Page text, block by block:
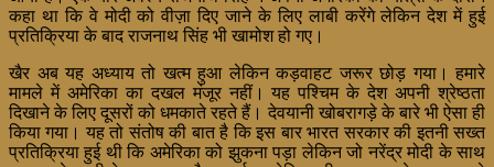
कहा था कि वे मोदी को वीज़ा दिए जाने के लिए लाबी करेंगे लेकिन देश में हुई
प्रतिक्रिया के बाद राजनाथ सिंह भी खामोश हो गए।
खैर अब यह अध्याय तो खत्म हुआ लेकिन कड़वाहट जरूर छोड़ गया। हमारे
मामले में अमेरिका का दखल मंजूर नहीं। यह पश्चिम के देश अपनी श्रेष्ठता
दिखाने के लिए दूसरों को धमकाते रहते हैं। देवयानी खोबरागड़े के बारे भी ऐसा ही
किया गया। यह तो संतोष की बात है कि इस बार भारत सरकार की इतनी सख्त
प्रतिक्रिया हुई थी कि अमेरिका को झुकना पड़ा लेकिन जो नरेंद्र मोदी के साथ